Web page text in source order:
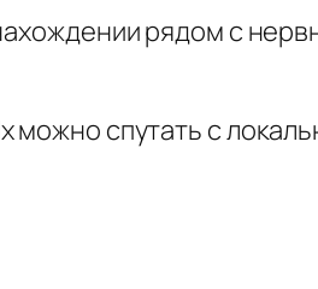
рядом с
можно спутать с